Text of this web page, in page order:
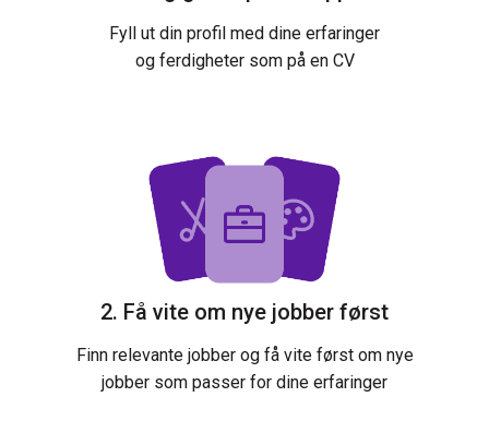
Fyll ut din profil med dine erfaringer
og ferdigheter som på en CV
2. Få vite om nye jobber først
Finn relevante jobber og få vite først om nye
jobber som passer for dine erfaringer